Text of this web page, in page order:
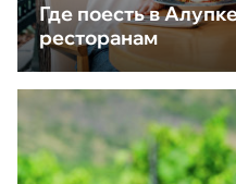
Где поесть в
ресторанам